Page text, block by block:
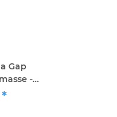
Gap
-
*